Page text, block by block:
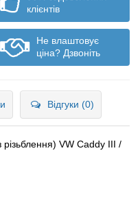
клієнтів
Не влаштовує
ціна? Дзвоніть
Відгуки (0)
VW Caddy III /